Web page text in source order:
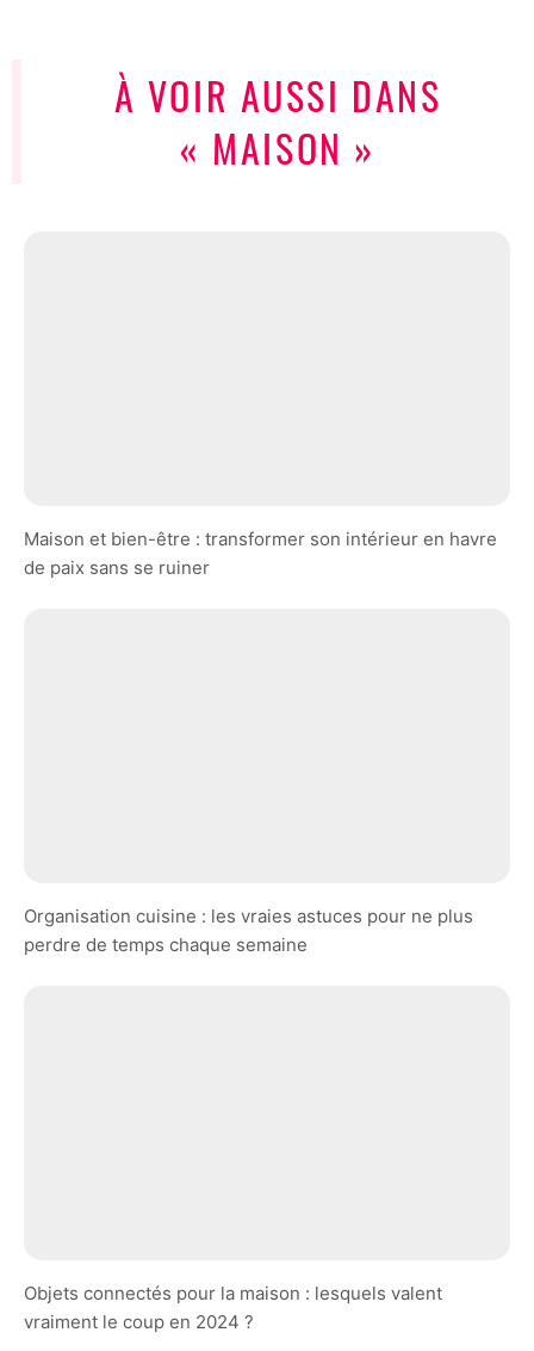
À VOIR AUSSI DANS
« MAISON »
Maison et bien-être : transformer son intérieur en havre
de paix sans se ruiner
Organisation cuisine : les vraies astuces pour ne plus
perdre de temps chaque semaine
Objets connectés pour la maison : lesquels valent
vraiment le coup en 2024 ?